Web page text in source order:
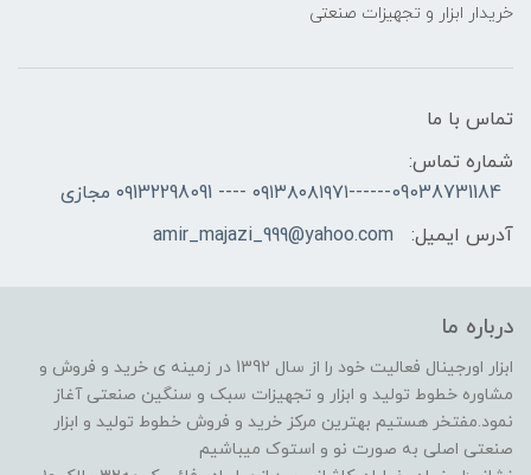
خریدار ابزار و تجهیزات صنعتی
تماس با ما
شماره تماس:
09038731184------۰۹۱۳۸۰۸۱۹۷۱ ---- ۰۹132298091 مجازی
آدرس ایمیل:
amir_majazi_999@yahoo.com
درباره ما
ابزار اورجینال فعالیت خود را از سال 1392 در زمینه ی خرید و فروش و
مشاوره خطوط تولید و ابزار و تجهیزات سبک و سنگین صنعتی آغاز
نمود.مفتخر هستیم بهترین مرکز خرید و فروش خطوط تولید و ابزار
صنعتی اصلی به صورت نو و استوک میباشیم